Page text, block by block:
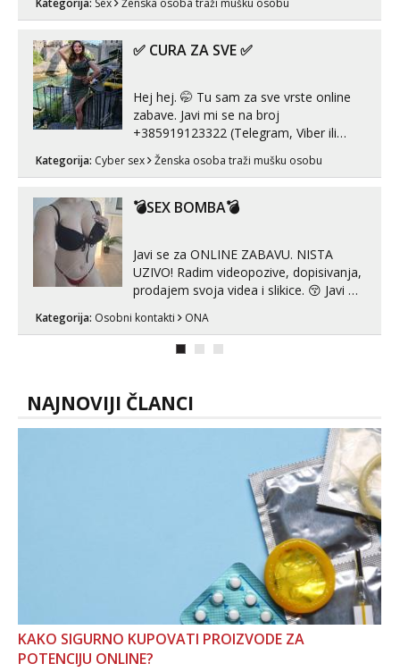
zadovoljiti moje potrebe,ne trazim puno
volim njezan seks i njezne poljupce po
Kategorija: Sex Ženska osoba traži mušku osobu
✅ CURA ZA SVE ✅
Hej hej. 🤭 Tu sam za sve vrste online
zabave. Javi mi se na broj
+385919123322 (Telegram, Viber ili
Whatsapp). 🤙 NE javljaj se na uzivo.
Hvala.
Kategorija: Cyber sex Ženska osoba traži mušku osobu
💣SEX BOMBA💣
Javi se za ONLINE ZABAVU. NISTA
UZIVO! Radim videopozive, dopisivanja,
prodajem svoja videa i slikice. 😚 Javi mi
Telegram. +385 91 723 0045
Kategorija: Osobni kontakti ONA
NAJNOVIJI ČLANCI
KAKO SIGURNO KUPOVATI PROIZVODE ZA
POTENCIJU ONLINE?